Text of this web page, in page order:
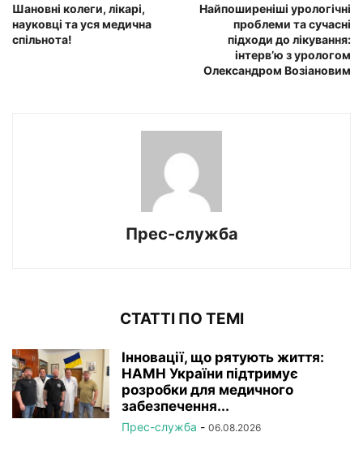
Шановні колеги, лікарі,
науковці та уся медична
спільнота!
Найпоширеніші урологічні
проблеми та сучасні
підходи до лікування:
інтерв’ю з урологом
Олександром Возіановим
Прес-служба
СТАТТІ ПО ТЕМІ
Інновації, що рятують життя:
НАМН України підтримує
розробки для медичного
забезпечення...
Прес-служба - 06.08.2026